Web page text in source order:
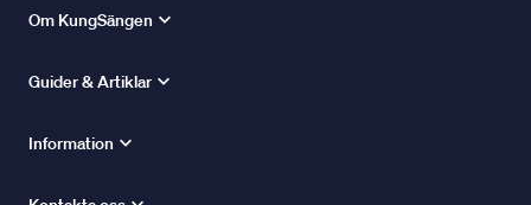
Om KungSängen
Guider & Artiklar
Information